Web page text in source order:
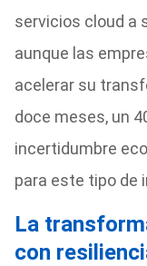
servicios cloud a
aunque las
acelerar su
doce meses, un
incertidumbre
para este tipo de
La
con